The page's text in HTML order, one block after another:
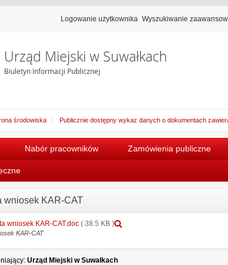
Logowanie użytkownika Wyszukiwanie
Urząd Miejski w Suwałkach
Biuletyn Informacji Publicznej
środowiska Publicznie dostępny wykaz danych o dokumentach
Nabór pracowników Zamówienia publiczne
wniosek KAR-CAT
wniosek KAR-CAT.doc ( 38.5 KB )
KAR-CAT
Urząd Miejski w Suwałkach